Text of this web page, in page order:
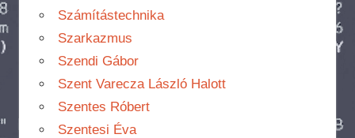
Számítástechnika
Szarkazmus
Szendi Gábor
Szent Varecza László Halott
Szentes Róbert
Szentesi Éva